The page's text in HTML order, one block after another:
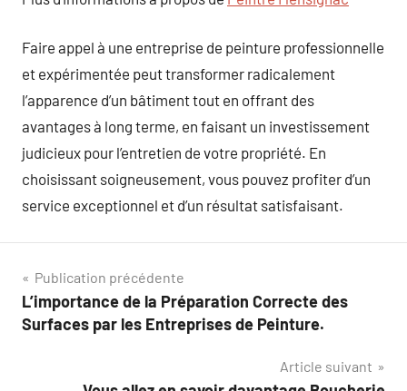
Faire appel à une entreprise de peinture professionnelle
et expérimentée peut transformer radicalement
l’apparence d’un bâtiment tout en offrant des
avantages à long terme, en faisant un investissement
judicieux pour l’entretien de votre propriété. En
choisissant soigneusement, vous pouvez profiter d’un
service exceptionnel et d’un résultat satisfaisant.
Navigation
de
Publication précédente
L’importance de la Préparation Correcte des
Surfaces par les Entreprises de Peinture.
Article suivant